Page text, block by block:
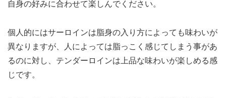
自身の好みに合わせて楽しんでください。
個人的にはサーロインは脂身の入り方によっても味わいが
異なりますが、人によっては脂っこく感じてしまう事があ
るのに対し、テンダーロインは上品な味わいが楽しめる感
じです。